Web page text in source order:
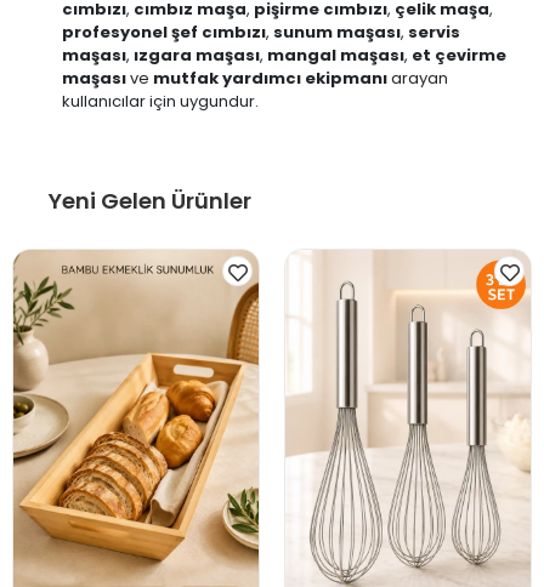
cımbızı, cımbız maşa, pişirme cımbızı, çelik maşa,
profesyonel şef cımbızı, sunum maşası, servis
maşası, ızgara maşası, mangal maşası, et çevirme
maşasıve mutfak yardımcı ekipmanıarayan
kullanıcılar için uygundur.
Yeni Gelen Ürünler